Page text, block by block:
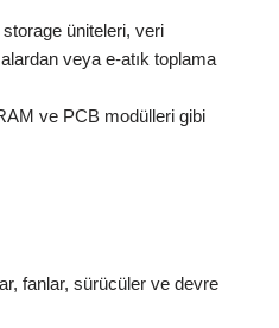
üniteleri, veri
veya e-atık toplama
ve PCB modülleri gibi
fanlar, sürücüler ve devre